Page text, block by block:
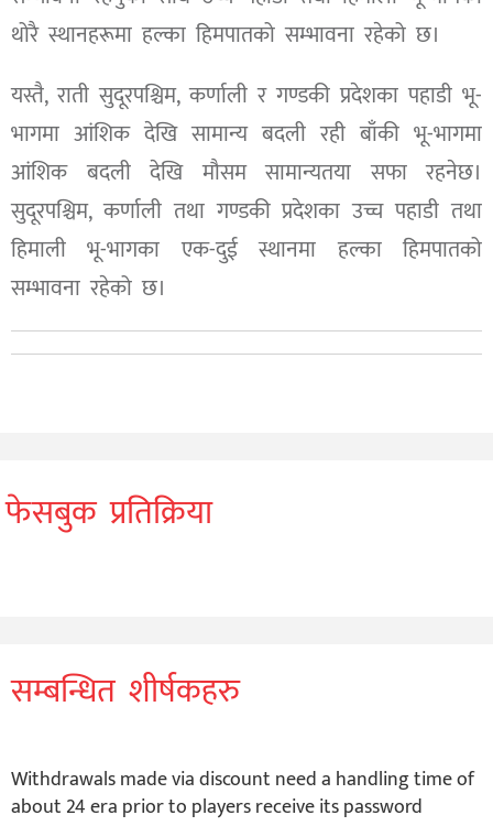
थोरै स्थानहरूमा हल्का हिमपातको सम्भावना रहेको छ।
यस्तै, राती सुदूरपश्चिम, कर्णाली र गण्डकी प्रदेशका पहाडी भू-
भागमा आंशिक देखि सामान्य बदली रही बाँकी भू-भागमा
आंशिक बदली देखि मौसम सामान्यतया सफा रहनेछ।
सुदूरपश्चिम, कर्णाली तथा गण्डकी प्रदेशका उच्च पहाडी तथा
हिमाली भू-भागका एक-दुई स्थानमा हल्का हिमपातको
सम्भावना रहेको छ।
फेसबुक प्रतिक्रिया
सम्बन्धित शीर्षकहरु
Withdrawals made via discount need a handling time of
about 24 era prior to players receive its password